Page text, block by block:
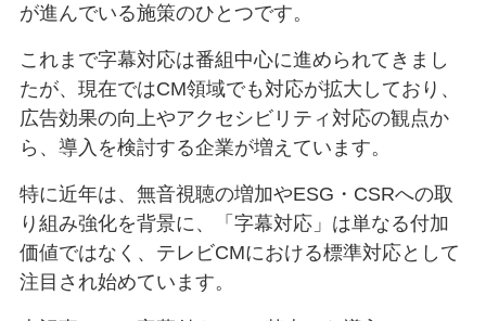
が進んでいる施策のひとつです。
これまで字幕対応は番組中心に進められてきまし
たが、現在ではCM領域でも対応が拡大しており、
広告効果の向上やアクセシビリティ対応の観点か
ら、導入を検討する企業が増えています。
特に近年は、無音視聴の増加やESG・CSRへの取
り組み強化を背景に、「字幕対応」は単なる付加
価値ではなく、テレビCMにおける標準対応として
注目され始めています。